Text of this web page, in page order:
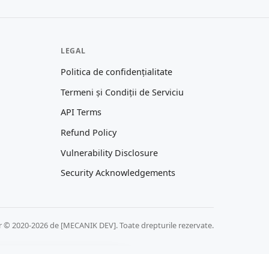
LEGAL
Politica de confidențialitate
Termeni și Condiții de Serviciu
API Terms
Refund Policy
Vulnerability Disclosure
Security Acknowledgements
2020-2026 de [MECANIK DEV]. Toate drepturile rezervate.